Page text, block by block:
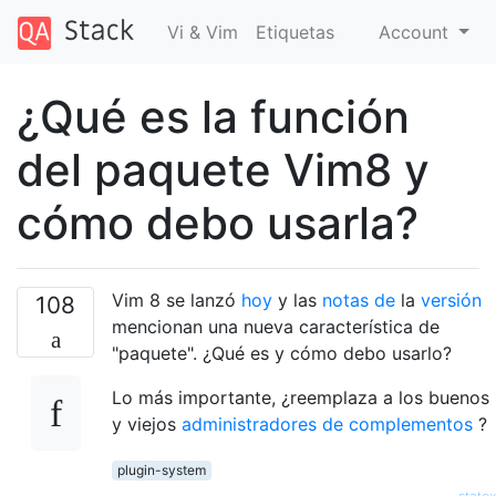
Vi & Vim Etiquetas Account
¿Qué es la función
del paquete Vim8 y
cómo debo usarla?
108 Vim 8 se lanzó hoy y las notas de la versión
mencionan una nueva característica de
"paquete". ¿Qué es y cómo debo usarlo?
Lo más importante, ¿reemplaza a los buenos
y viejos administradores de complementos ?
plugin-system